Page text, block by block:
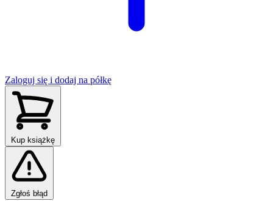
Zaloguj się i dodaj na półkę
Kup książkę
Zgłoś błąd